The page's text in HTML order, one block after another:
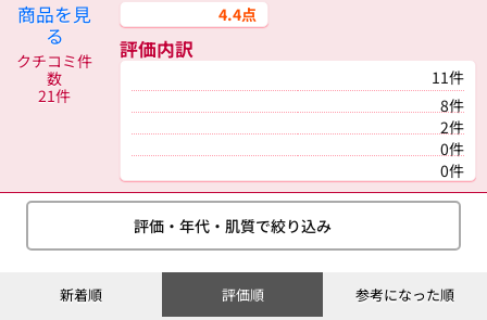
商品を見
る
クチコミ件
数
21件
4.4点
評価内訳
11件
8件
2件
0件
0件
評価・年代・肌質で絞り込み
新着順 評価順 参考になった順